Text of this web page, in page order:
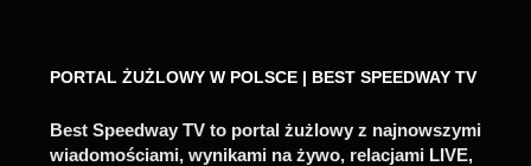
PORTAL ŻUŻLOWY W POLSCE | BEST SPEEDWAY TV
Best Speedway TV to portal żużlowy z najnowszymi
wiadomościami, wynikami na żywo, relacjami LIVE,